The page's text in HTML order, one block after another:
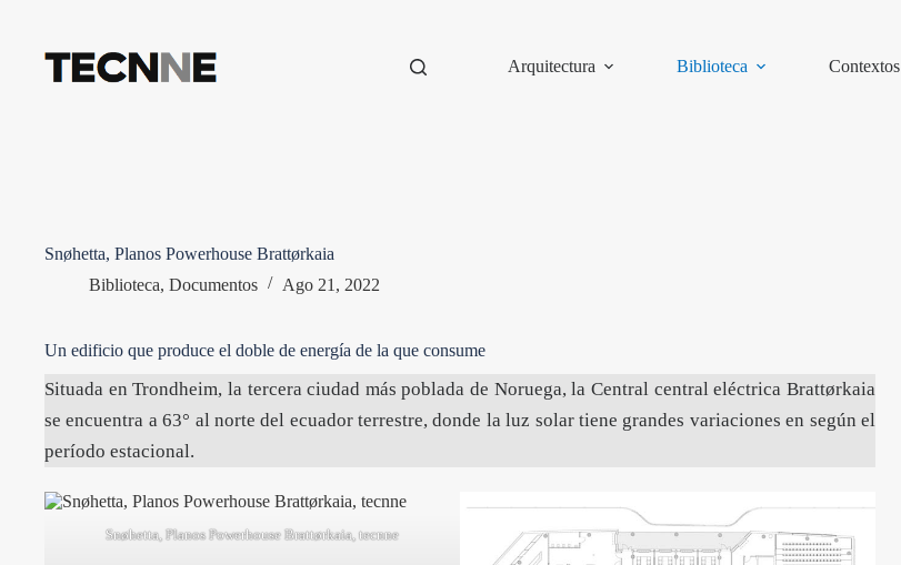
contenido
Arquitectura
Biblioteca Contextos
Snøhetta, Planos Powerhouse Brattørkaia
Biblioteca, Documentos Ago 21, 2022
Un edificio que produce el doble de energía de la que consume
Situada en Trondheim, la tercera ciudad más poblada de Noruega, la Central central eléctrica Brattørkaia
se encuentra a 63° al norte del ecuador terrestre, donde la luz solar tiene grandes variaciones en según el
período estacional.
Snøhetta, Planos Powerhouse Brattørkaia, tecnne